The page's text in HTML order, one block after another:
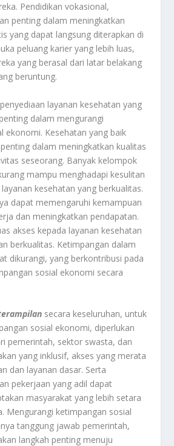
Pendidikan vokasional,
penting dalam meningkatkan
yang dapat langsung diterapkan di
peluang karier yang lebih luas,
yang berasal dari latar belakang
beruntung.
layanan kesehatan yang
dalam mengurangi
ekonomi. Kesehatan yang baik
dalam meningkatkan kualitas
seseorang. Banyak kelompok
mampu menghadapi kesulitan
kesehatan yang berkualitas.
dapat memengaruhi kemampuan
dan meningkatkan pendapatan.
akses kepada layanan kesehatan
berkualitas. Ketimpangan dalam
dikurangi, yang berkontribusi pada
sosial ekonomi secara
secara keseluruhan, untuk
sosial ekonomi, diperlukan
pemerintah, sektor swasta, dan
yang inklusif, akses yang merata
dan layanan dasar. Serta
pekerjaan yang adil dapat
masyarakat yang lebih setara
Mengurangi ketimpangan sosial
tanggung jawab pemerintah,
langkah penting menuju